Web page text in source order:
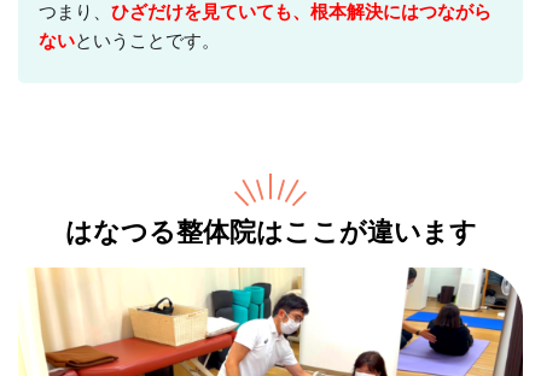
つまり、 ひざだけを見ていても、根本解決にはつながら
ないということです。
はなつる整体院はここが違います